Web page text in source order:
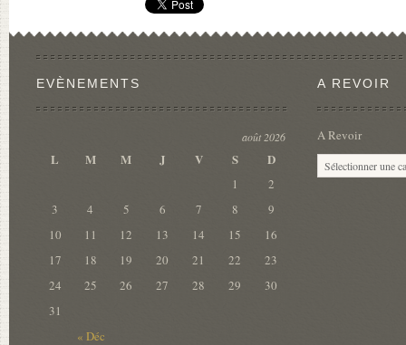
EVÈNEMENTS
août 2026
L M M J V S D
« Déc
1
2
3
4 5 6 7 8
9
10
11 12 13 14 15
16
17
18 19 20 21 22
23
24
25 26 27 28 29
30
31
A REVOIR
A Revoir